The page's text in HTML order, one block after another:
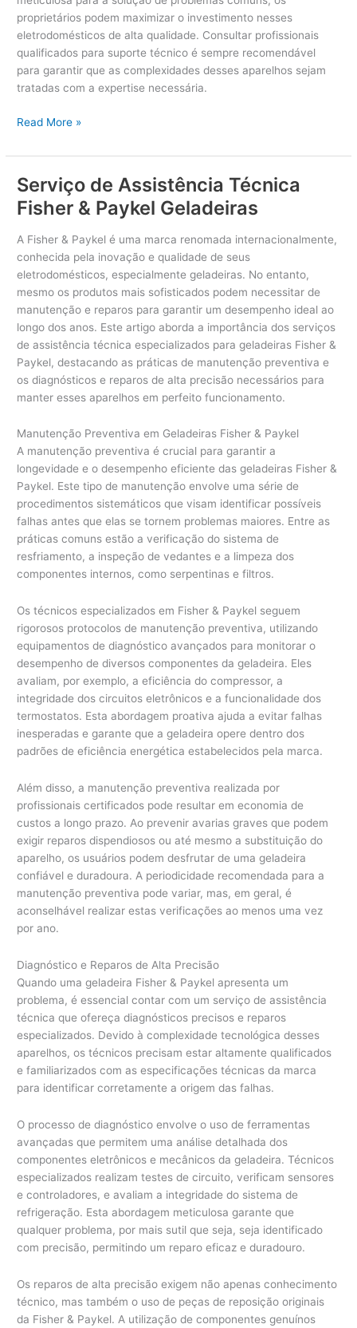
proprietários podem maximizar o investimento nesses
eletrodomésticos de alta qualidade. Consultar profissionais
qualificados para suporte técnico é sempre recomendável
para garantir que as complexidades desses aparelhos sejam
tratadas com a expertise necessária.
Suporte
Gaggenau
Read More »
Serviço de Assistência Técnica
Fisher & Paykel Geladeiras
A Fisher & Paykel é uma marca renomada internacionalmente,
conhecida pela inovação e qualidade de seus
eletrodomésticos, especialmente geladeiras. No entanto,
mesmo os produtos mais sofisticados podem necessitar de
manutenção e reparos para garantir um desempenho ideal ao
longo dos anos. Este artigo aborda a importância dos serviços
de assistência técnica especializados para geladeiras Fisher &
Paykel, destacando as práticas de manutenção preventiva e
os diagnósticos e reparos de alta precisão necessários para
manter esses aparelhos em perfeito funcionamento.
Manutenção Preventiva em Geladeiras Fisher & Paykel
A manutenção preventiva é crucial para garantir a
longevidade e o desempenho eficiente das geladeiras Fisher &
Paykel. Este tipo de manutenção envolve uma série de
procedimentos sistemáticos que visam identificar possíveis
falhas antes que elas se tornem problemas maiores. Entre as
práticas comuns estão a verificação do sistema de
resfriamento, a inspeção de vedantes e a limpeza dos
componentes internos, como serpentinas e filtros.
Os técnicos especializados em Fisher & Paykel seguem
rigorosos protocolos de manutenção preventiva, utilizando
equipamentos de diagnóstico avançados para monitorar o
desempenho de diversos componentes da geladeira. Eles
avaliam, por exemplo, a eficiência do compressor, a
integridade dos circuitos eletrônicos e a funcionalidade dos
termostatos. Esta abordagem proativa ajuda a evitar falhas
inesperadas e garante que a geladeira opere dentro dos
padrões de eficiência energética estabelecidos pela marca.
Além disso, a manutenção preventiva realizada por
profissionais certificados pode resultar em economia de
custos a longo prazo. Ao prevenir avarias graves que podem
exigir reparos dispendiosos ou até mesmo a substituição do
aparelho, os usuários podem desfrutar de uma geladeira
confiável e duradoura. A periodicidade recomendada para a
manutenção preventiva pode variar, mas, em geral, é
aconselhável realizar estas verificações ao menos uma vez
por ano.
Diagnóstico e Reparos de Alta Precisão
Quando uma geladeira Fisher & Paykel apresenta um
problema, é essencial contar com um serviço de assistência
técnica que ofereça diagnósticos precisos e reparos
especializados. Devido à complexidade tecnológica desses
aparelhos, os técnicos precisam estar altamente qualificados
e familiarizados com as especificações técnicas da marca
para identificar corretamente a origem das falhas.
O processo de diagnóstico envolve o uso de ferramentas
avançadas que permitem uma análise detalhada dos
componentes eletrônicos e mecânicos da geladeira. Técnicos
especializados realizam testes de circuito, verificam sensores
e controladores, e avaliam a integridade do sistema de
refrigeração. Esta abordagem meticulosa garante que
qualquer problema, por mais sutil que seja, seja identificado
com precisão, permitindo um reparo eficaz e duradouro.
Os reparos de alta precisão exigem não apenas conhecimento
técnico, mas também o uso de peças de reposição originais
da Fisher & Paykel. A utilização de componentes genuínos